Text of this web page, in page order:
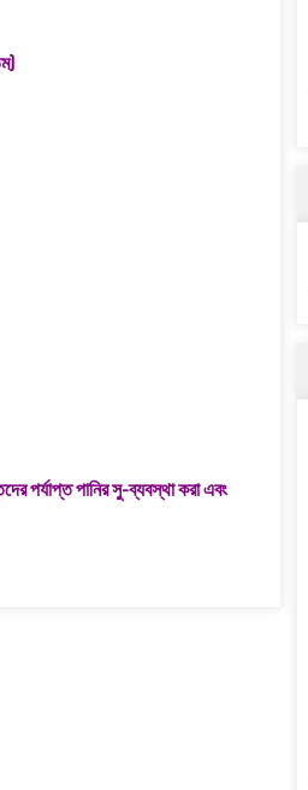
পর্যাপ্ত পানির সু-ব্যবস্থা করা এবং